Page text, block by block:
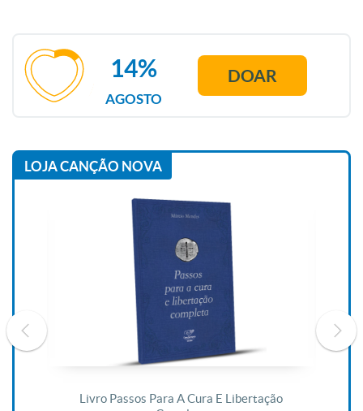
AGOSTO
14% DOAR
LOJA CANÇÃO NOVA
Livro Passos Para A Cura E Libertação